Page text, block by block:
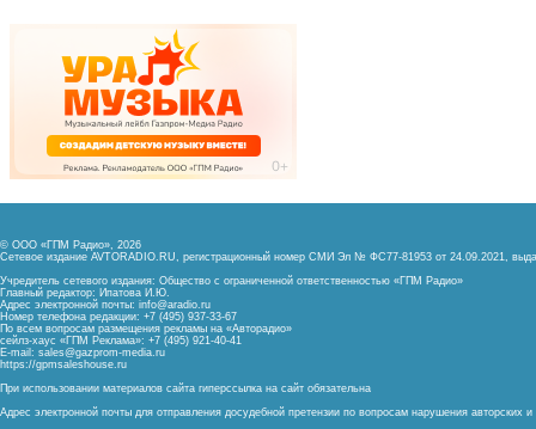
© ООО «ГПМ Радио», 2026
Сетевое издание AVTORADIO.RU, регистрационный номер СМИ Эл № ФС77-81953 от 24.09.2021,
Учредитель сетевого издания: Общество с ограниченной ответственностью «ГПМ Радио»
Главный редактор: Ипатова И.Ю.
Адрес электронной почты: info@aradio.ru
Номер телефона редакции: +7 (495) 937-33-67
По всем вопросам размещения рекламы на «Авторадио»
сейлз-хаус «ГПМ Реклама»: +7 (495) 921-40-41
E-mail: sales@gazprom-media.ru
https://gpmsaleshouse.ru
При использовании материалов сайта гиперссылка на сайт обязательна
Адрес электронной почты для отправления досудебной претензии по вопросам нарушения авторских